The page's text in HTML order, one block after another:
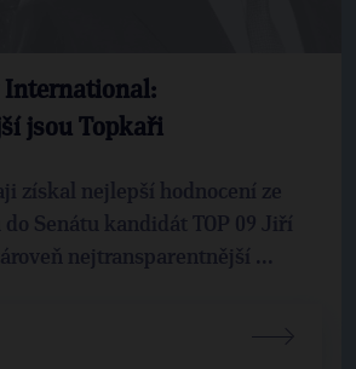
International:
jsou Topkaři
získal nejlepší hodnocení ze
Senátu kandidát TOP 09 Jiří
nejtransparentnější ...